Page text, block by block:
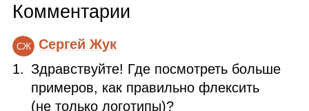
Комментарии
СЖ
Сергей Жук
Здравствуйте! Где посмотреть больше
примеров, как правильно флексить
(не только логотипы)?